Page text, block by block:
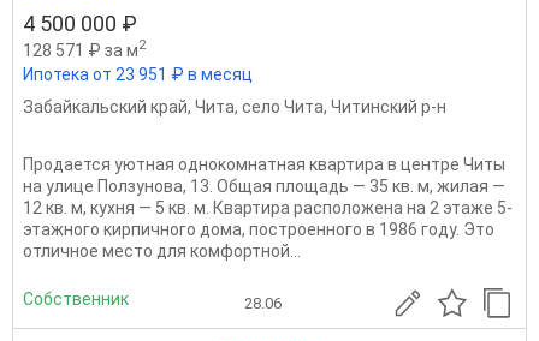
4 500 000 ₽
128 571 ₽ за м2
Ипотека от 23 951 ₽ в месяц
Забайкальский край, Чита, село Чита, Читинский р-н
Продается уютная однокомнатная квартира в центре Читы
на улице Ползунова, 13. Общая площадь — 35 кв. м, жилая —
12 кв. м, кухня — 5 кв. м. Квартира расположена на 2 этаже 5-
этажного кирпичного дома, построенного в 1986 году. Это
отличное место для комфортной...
Собственник 28.06